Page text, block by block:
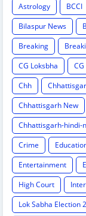
Astrology BCCI
Bilaspur News
Breaking
CG Loksbha
Chh
Chhattisgarh New
Chhattisgarh-hindi-
Crime
Entertainment
High Court
Lok Sabha Election